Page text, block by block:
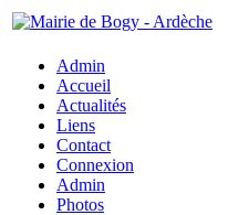
Admin
Accueil
Actualités
Liens
Contact
Connexion
Admin
Photos